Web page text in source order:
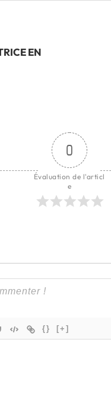
EN
0
Évaluation de l'articl
e
{} [+]